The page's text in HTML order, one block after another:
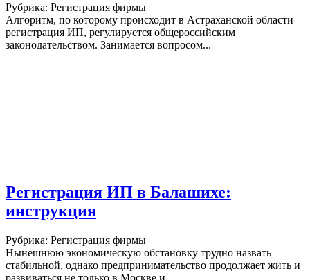
Рубрика: Регистрация фирмы
Алгоритм, по которому происходит в Астраханской области
регистрация ИП, регулируется общероссийским
законодательством. Занимается вопросом...
Регистрация ИП в Балашихе:
инструкция
Рубрика: Регистрация фирмы
Нынешнюю экономическую обстановку трудно назвать
стабильной, однако предпринимательство продолжает жить и
развиваться не только в Москве и...